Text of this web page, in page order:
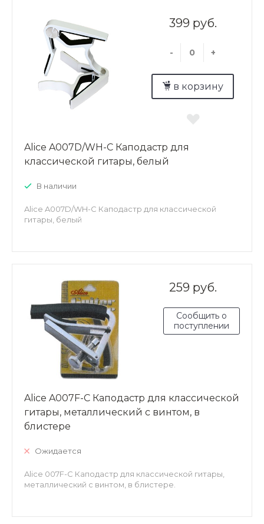
399 руб.
- +
в корзину
Alice A007D/WH-C Каподастр для
классической гитары, белый
В наличии
Alice A007D/WH-C Каподастр для классической
гитары, белый
259 руб.
Сообщить о
поступлении
Alice A007F-C Каподастр для классической
гитары, металлический с винтом, в
блистере
Ожидается
Alice 007F-C Каподастр для классической гитары,
металлический с винтом, в блистере.